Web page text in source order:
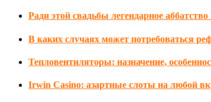
Ради этой свадьбы легендарное
В каких случаях может потребоваться
Тепловентиляторы: назначение,
Irwin Сasino: азартные слоты на любой